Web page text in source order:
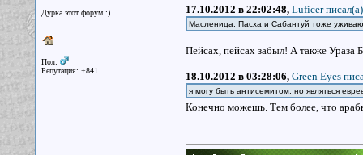
Дурка этот форум :)
Пол:
Репутация: +841
17.10.2012 в 22:02:48, Luficer писал(a)
Масленица, Пасха и Сабантуй тоже
Пейсах, пейсах забыл! А также
18.10.2012 в 03:28:06, Green Eyes
я могу быть антисемитом, но являться
Конечно можешь. Тем более, что